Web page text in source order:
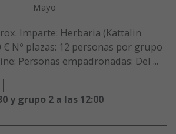
Mayo
Imparte: Herbaria (Kattalin
€ Nº plazas: 12 personas por grupo
Personas empadronadas: Del ...
y grupo 2 a las 12:00